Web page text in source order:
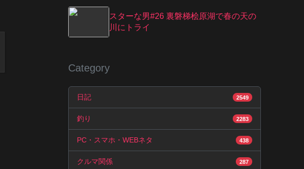
スターな男#26 裏磐梯桧原湖で春の天の
川にトライ
Category
日記 2549
釣り 2283
PC・スマホ・WEBネタ 438
クルマ関係 287